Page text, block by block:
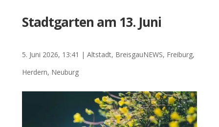
Stadtgarten am 13. Juni
5. Juni 2026, 13:41 | Altstadt, BreisgauNEWS, Freiburg,
Herdern, Neuburg